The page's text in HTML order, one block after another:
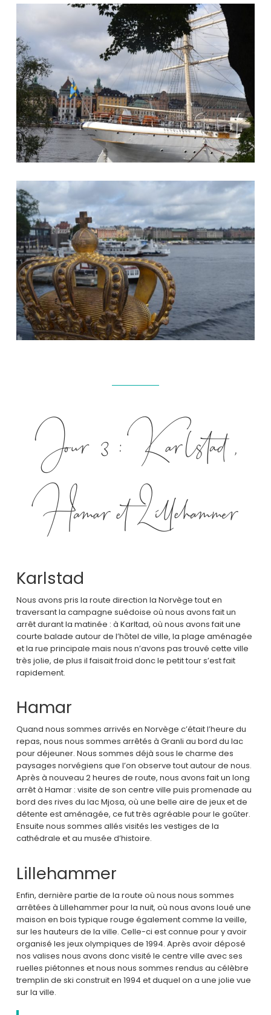
Jour 3 : Karlstad,
Hamar et Lillehammer
Karlstad
Nous avons pris la route direction la Norvège tout en
traversant la campagne suédoise où nous avons fait un
arrêt durant la matinée : à Karltad, où nous avons fait une
courte balade autour de l’hôtel de ville, la plage aménagée
et la rue principale mais nous n’avons pas trouvé cette ville
très jolie, de plus il faisait froid donc le petit tour s’est fait
rapidement.
Hamar
Quand nous sommes arrivés en Norvège c’était l’heure du
repas, nous nous sommes arrêtés à Granli au bord du lac
pour déjeuner. Nous sommes déjà sous le charme des
paysages norvégiens que l’on observe tout autour de nous.
Après à nouveau 2 heures de route, nous avons fait un long
arrêt à Hamar : visite de son centre ville puis promenade au
bord des rives du lac Mjosa, où une belle aire de jeux et de
détente est aménagée, ce fut très agréable pour le goûter.
Ensuite nous sommes allés visités les vestiges de la
cathédrale et au musée d’histoire.
Lillehammer
Enfin, dernière partie de la route où nous nous sommes
arrêtées à Lillehammer pour la nuit, où nous avons loué une
maison en bois typique rouge également comme la veille,
sur les hauteurs de la ville. Celle-ci est connue pour y avoir
organisé les jeux olympiques de 1994. Après avoir déposé
nos valises nous avons donc visité le centre ville avec ses
ruelles piétonnes et nous nous sommes rendus au célèbre
tremplin de ski construit en 1994 et duquel on a une jolie vue
sur la ville.